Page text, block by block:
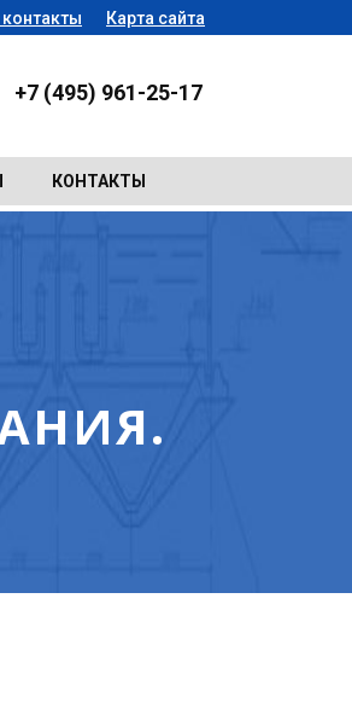
контакты Карта сайта
+7 (495) 961-25-17
КОНТАКТЫ